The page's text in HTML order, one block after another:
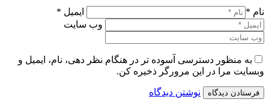
نام *
ایمیل *
وب سایت
به منظور دسترسی آسوده تر در هنگام نظر دهی، نام، ایمیل و
وبسایت مرا در این مرورگر ذخیره کن.
نوشتن دیدگاه